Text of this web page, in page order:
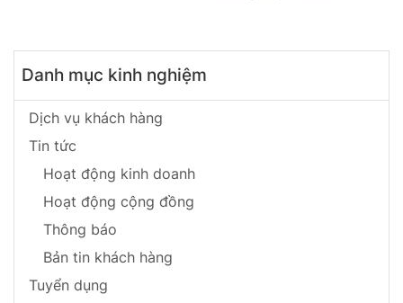
Danh mục kinh nghiệm
Dịch vụ khách hàng
Tin tức
Hoạt động kinh doanh
Hoạt động cộng đồng
Thông báo
Bản tin khách hàng
Tuyển dụng